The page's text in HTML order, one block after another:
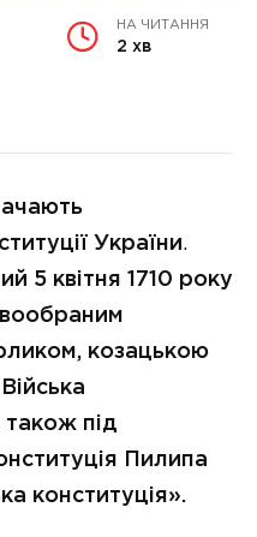
НА ЧИТАННЯ
2 хв
України.
5 квітня 1710 року
козацькою
також під
Пилипа
конституція».